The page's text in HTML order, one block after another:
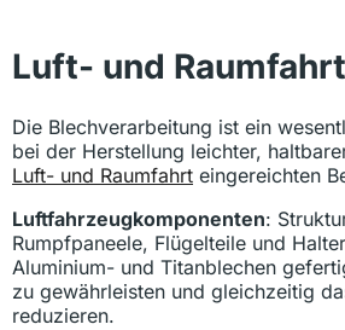
Luft- und
Die Blechverarbeitung ist ein
bei der Herstellung leichter,
Luft- und Raumfahrt eingereichten
Luftfahrzeugkomponenten:
Rumpfpaneele, Flügelteile und
Aluminium- und Titanblechen
zu gewährleisten und gleichzeitig
reduzieren.